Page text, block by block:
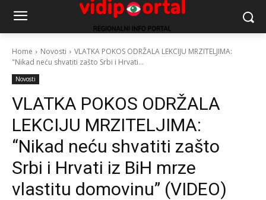
Home Novosti
VLATKA POKOS ODRŽALA LEKCIJU MRZITELJIMA:
"Nikad neću shvatiti zašto Srbi i Hrvati...
Novosti
VLATKA POKOS ODRŽALA
LEKCIJU MRZITELJIMA:
“Nikad neću shvatiti zašto
Srbi i Hrvati iz BiH mrze
vlastitu domovinu” (VIDEO)